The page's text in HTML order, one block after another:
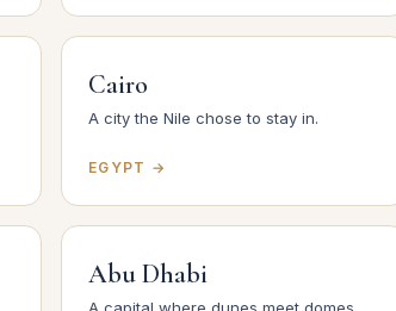
Cairo
A city the Nile chose to stay in.
EGYPT →
Abu Dhabi